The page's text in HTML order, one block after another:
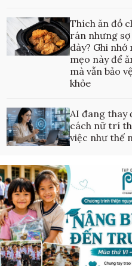
Thích ăn đồ
rán nhưng sợ
dày? Ghi nhớ
mẹo này để
mà vẫn bảo
khỏe
AI đang thay
cách nữ trí
việc như thế